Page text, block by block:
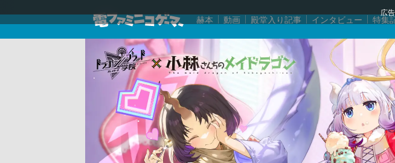
広
赫本 動画 殿堂入り記事 インタビュー 特集